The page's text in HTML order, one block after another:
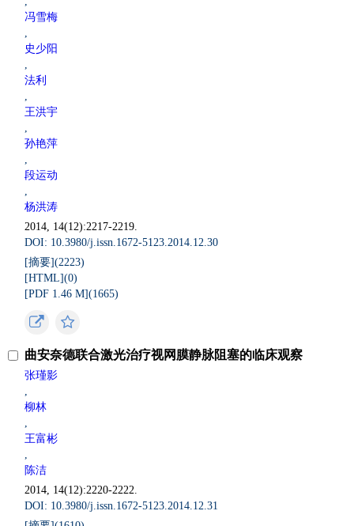
冯雪梅
,
史少阳
,
法利
,
王洪宇
,
孙艳萍
,
段运动
,
杨洪涛
2014, 14(12):2217-2219.
DOI: 10.3980/j.issn.1672-5123.2014.12.30
[摘要](2223)
[HTML](0)
[PDF 1.46 M](1665)
曲安奈德联合激光治疗视网膜静脉阻塞的临床观察
张瑾影
,
柳林
,
王富彬
,
陈洁
2014, 14(12):2220-2222.
DOI: 10.3980/j.issn.1672-5123.2014.12.31